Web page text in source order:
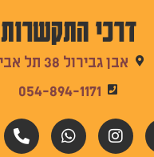
דרכי התקשרות
אבן גבירול 38 תל אביב
054-894-1171